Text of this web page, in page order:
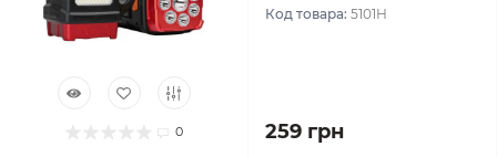
0
Код товара: 5101Н
259 грн